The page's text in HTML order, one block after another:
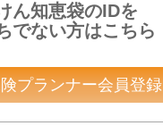
ん知恵袋のIDを
でない方はこちら
プランナー会員登録